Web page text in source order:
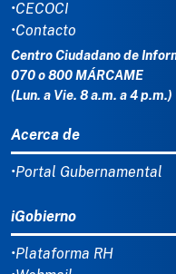
•CECOCI
•Contacto
Centro Ciudadano de
070 o 800 MÁRCAME
(Lun. a Vie. 8 a.m. a 4 p.m.)
Acerca de
•Portal Gubernamental
iGobierno
•Plataforma RH